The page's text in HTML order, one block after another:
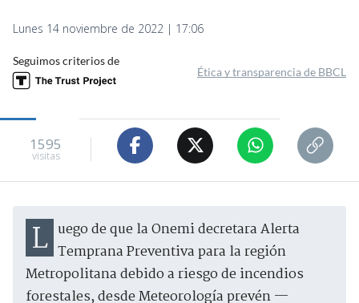
Lunes 14 noviembre de 2022 | 17:06
Seguimos criterios de
Ética y transparencia de BBCL
1595
visitas
Luego de que la Onemi decretara Alerta Temprana Preventiva para la región
Metropolitana debido a riesgo de incendios
forestales, desde Meteorología prevén —